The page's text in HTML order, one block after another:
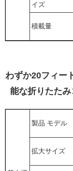
イズ
積載量
わずか20フィー
能な折りたた
製品 モデル
拡大サイズ